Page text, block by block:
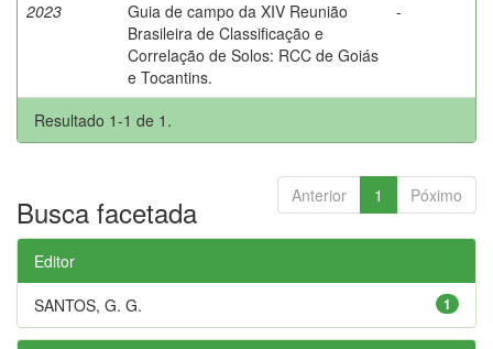
2023
Guia de campo da XIV Reunião
Brasileira de Classificação e
Correlação de Solos: RCC de Goiás
e Tocantins.
-
Resultado 1-1 de 1.
Anterior 1 Póximo
Busca facetada
Editor
1
SANTOS, G. G.